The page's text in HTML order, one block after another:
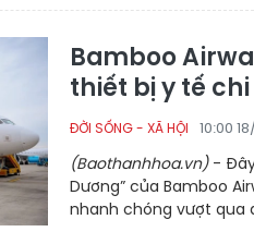
Bamboo
thiết bị y tế
ĐỜI SỐNG - XÃ HỘI 10:00
(Baothanhhoa.vn)- Đây
Dương” của Bamboo
nhanh chóng vượt qua